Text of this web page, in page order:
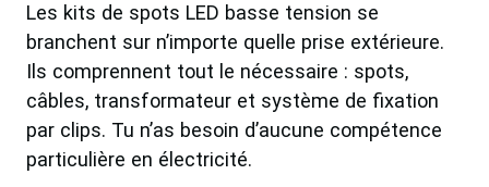
Les kits de spots LED basse tension se
branchent sur n’importe quelle prise extérieure.
Ils comprennent tout le nécessaire : spots,
câbles, transformateur et système de fixation
par clips. Tu n’as besoin d’aucune compétence
particulière en électricité.